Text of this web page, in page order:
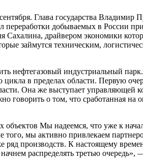
Глава государства Владимир
добываемых в России
Сахалина, драйвером экономики
займутся техническим,
нефтегазовый индустриальный
в пределах области. Первую
Она же выступает управляющей
о том, что сработанная на
объектов Мы надеемся, что уже к
того, мы активно привлекаем
ряд производств. К настоящему
распределять третью очередь»,